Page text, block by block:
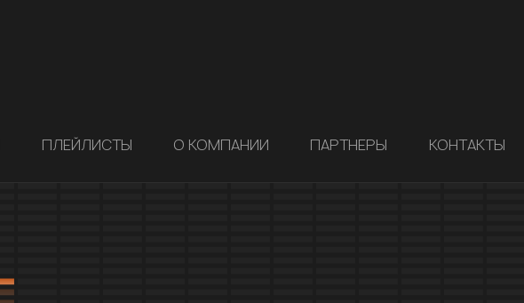
ПЛЕЙЛИСТЫ О КОМПАНИИ ПАРТНЕРЫ КОНТАКТЫ